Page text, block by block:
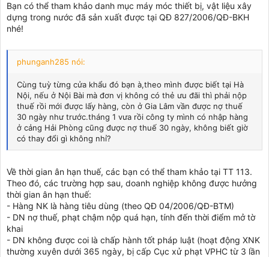
Bạn có thể tham khảo danh mục máy móc thiết bị, vật liệu xây
dựng trong nước đã sản xuất được tại QĐ 827/2006/QĐ-BKH
nhé!
phunganh285 nói:
Cùng tuỳ từng cửa khẩu đó bạn à,theo mình được biết tại Hà
Nội, nếu ở Nội Bài mà đơn vị không có thẻ ưu đãi thì phải nộp
thuế rồi mới được lấy hàng, còn ở Gia Lâm vần được nợ thuế
30 ngày như trước.tháng 1 vưa rồi công ty mình có nhập hàng
ở cảng Hải Phòng cũng được nợ thuế 30 ngày, không biết giờ
có thay đổi gì không nhỉ?
Về thời gian ân hạn thuế, các bạn có thể tham khảo tại TT 113.
Theo đó, các trường hợp sau, doanh nghiệp không được hưởng
thời gian ân hạn thuế:
- Hàng NK là hàng tiêu dùng (theo QĐ 04/2006/QĐ-BTM)
- DN nợ thuế, phạt chậm nộp quá hạn, tính đến thời điểm mở tờ
khai
- DN không được coi là chấp hành tốt pháp luật (hoạt động XNK
thường xuyên dưới 365 ngày, bị cấp Cục xử phạt VPHC từ 3 lần